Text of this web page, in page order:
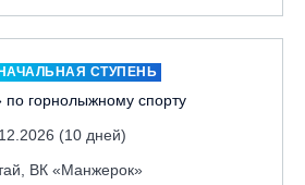
ГЛК "Ципина гора"
«Уктус»
НАЧАЛЬНАЯ СТУПЕНЬ
по горнолыжному спорту
(10 дней)
ВК «Манжерок»